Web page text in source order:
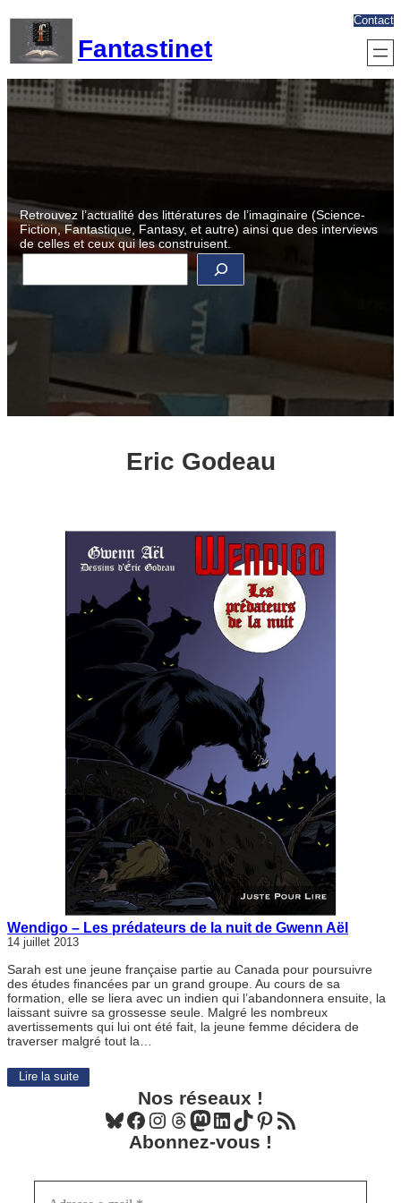
contenu
Fantastinet
Contact
Retrouvez l’actualité des littératures de l’imaginaire (Science-
Fiction, Fantastique, Fantasy, et autre) ainsi que des interviews
de celles et ceux qui les construisent.
R
c
e
Eric Godeau
Wendigo – Les prédateurs de la nuit de Gwenn Aël
14 juillet 2013
Sarah est une jeune française partie au Canada pour poursuivre
des études financées par un grand groupe. Au cours de sa
formation, elle se liera avec un indien qui l’abandonnera ensuite, la
laissant suivre sa grossesse seule. Malgré les nombreux
avertissements qui lui ont été fait, la jeune femme décidera de
traverser malgré tout la…
Lire la suite
Nos réseaux !
Bluesky Facebook Instagram Threads Mastodon LinkedIn TikTok Pinterest Flux RSS
Abonnez-vous !